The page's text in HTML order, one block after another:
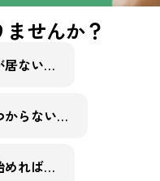
せんか？
居ない…
からない…
めれば…